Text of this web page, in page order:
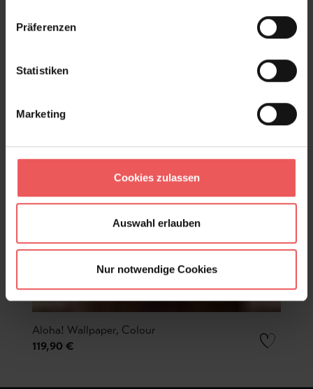
Präferenzen
Statistiken
Marketing
Cookies zulassen
Auswahl erlauben
Nur notwendige Cookies
Aloha! Wallpaper, Colour
119,90 €